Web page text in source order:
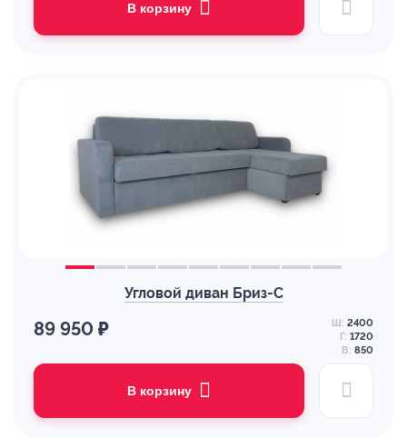
В корзину
Угловой диван Бриз-С
89 950 ₽ Ш: 2400
Г: 1720
В: 850
В корзину